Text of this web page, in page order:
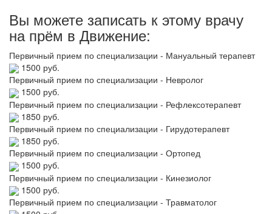
Вы можете записать к этому врачу
на прём в Движение:
Первичный прием по специализации - Мануальный терапевт
1500 руб.
Первичный прием по специализации - Невролог
1500 руб.
Первичный прием по специализации - Рефлексотерапевт
1850 руб.
Первичный прием по специализации - Гирудотерапевт
1850 руб.
Первичный прием по специализации - Ортопед
1500 руб.
Первичный прием по специализации - Кинезиолог
1500 руб.
Первичный прием по специализации - Травматолог